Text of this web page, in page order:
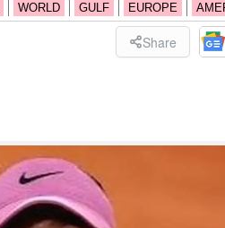
WORLD GULF EUROPE
Share